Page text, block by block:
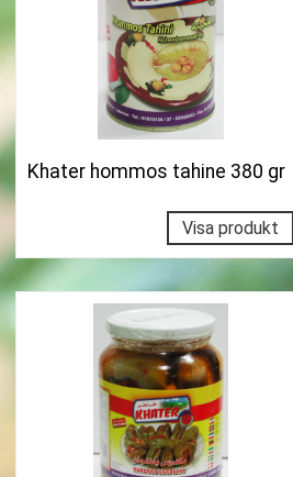
Khater hommos tahine 380 gr
Visa produkt